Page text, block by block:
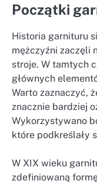
Początki
Historia garnituru
mężczyźni zaczęli
stroje. W tamtych
głównych
Warto zaznaczyć,
znacznie bardziej
Wykorzystywano
które podkreślały
W XIX wieku
zdefiniowaną